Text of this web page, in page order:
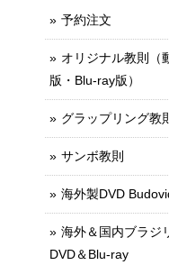
予約注文
オリジナル教則（
版・Blu-ray版）
グラップリング教
サンボ教則
海外製DVD
海外＆国内ブラジ
DVD＆Blu-ray